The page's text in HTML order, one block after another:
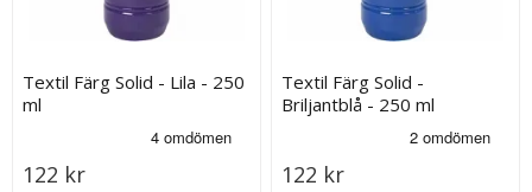
Textil Färg Solid - Lila - 250
ml
122 kr
Textil Färg Solid -
Briljantblå - 250 ml
122 kr